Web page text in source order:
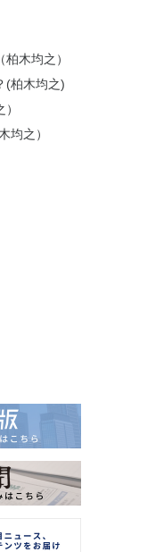
木均之）
(柏木均之)
均之）